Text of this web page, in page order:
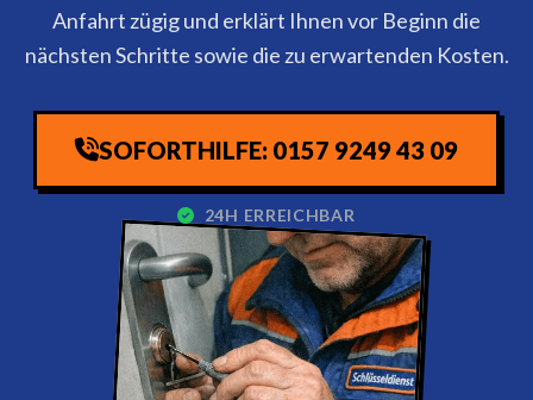
Anfahrt zügig und erklärt Ihnen vor Beginn die
nächsten Schritte sowie die zu erwartenden Kosten.
SOFORTHILFE: 0157 9249 43 09
24H ERREICHBAR